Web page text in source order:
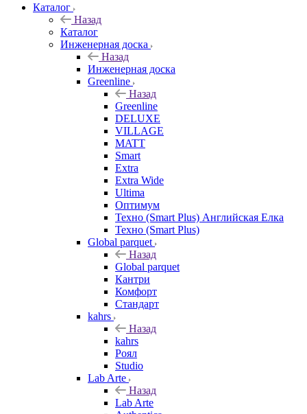
Каталог
Назад
Каталог
Инженерная доска
Назад
Инженерная доска
Greenline
Назад
Greenline
DELUXE
VILLAGE
MATT
Smart
Extra
Extra Wide
Ultima
Оптимум
Техно (Smart Plus) Английская Елка
Техно (Smart Plus)
Global parquet
Назад
Global parquet
Кантри
Комфорт
Стандарт
kahrs
Назад
kahrs
Роял
Studio
Lab Arte
Назад
Lab Arte